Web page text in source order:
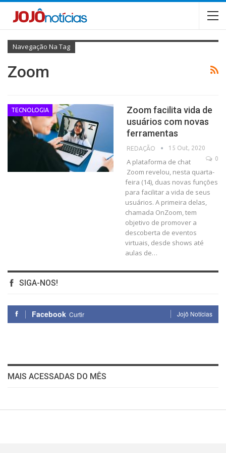
Navegação Na Tag
Zoom
TECNOLOGIA
Zoom facilita vida de
usuários com novas
ferramentas
REDAÇÃO
15 Out, 2020
0
A plataforma de chat
Zoom revelou, nesta quarta-
feira (14), duas novas funções
para facilitar a vida de seus
usuários. A primeira delas,
chamada OnZoom, tem
objetivo de promover a
descoberta de eventos
virtuais, desde shows até
aulas de…
SIGA-NOS!
Facebook Curtir Jojô Notícias
MAIS ACESSADAS DO MÊS